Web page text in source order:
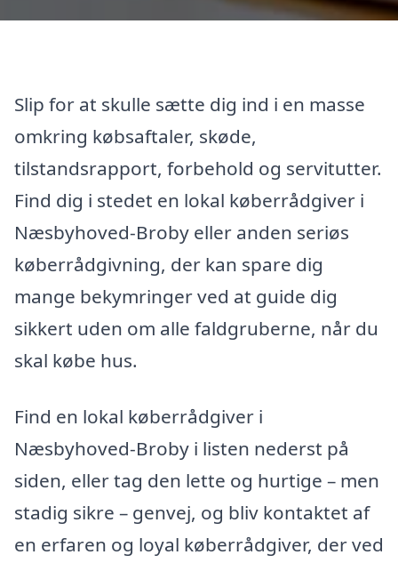
Slip for at skulle sætte dig ind i en masse
omkring købsaftaler, skøde,
tilstandsrapport, forbehold og servitutter.
Find dig i stedet en lokal køberrådgiver i
Næsbyhoved-Broby eller anden seriøs
køberrådgivning, der kan spare dig
mange bekymringer ved at guide dig
sikkert uden om alle faldgruberne, når du
skal købe hus.
Find en lokal køberrådgiver i
Næsbyhoved-Broby i listen nederst på
siden, eller tag den lette og hurtige – men
stadig sikre – genvej, og bliv kontaktet af
en erfaren og loyal køberrådgiver, der ved